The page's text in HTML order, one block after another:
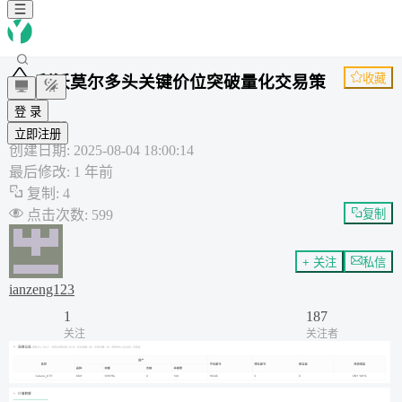
登 录
立即注册
利沃莫尔多头关键价位突破量化交易策
略
收藏
通用策略
创建日期: 2025-08-04 18:00:14
最后修改: 1 年前
复制 : 4
点击次数: 599 复制
ianzeng123
+ 关注 私信
1
关注
187
关注者